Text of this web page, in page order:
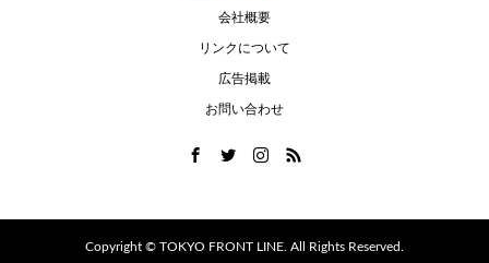
会社概要
リンクについて
広告掲載
お問い合わせ
Copyright © TOKYO FRONT LINE. All Rights Reserved.